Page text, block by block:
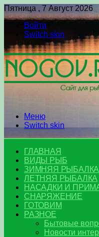
Пятница , 7 Август 2026
Войти
Switch skin
Меню
Switch skin
ГЛАВНАЯ
ВИДЫ РЫБ
ЗИМНЯЯ РЫБАЛКА
ЛЕТНЯЯ РЫБАЛКА
НАСАДКИ И
СНАРЯЖЕНИЕ
ГОТОВИМ
РАЗНОЕ
Бытовые
Новости